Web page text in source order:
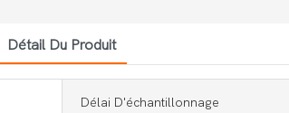
Détail Du Produit
Délai D'échantillonnage